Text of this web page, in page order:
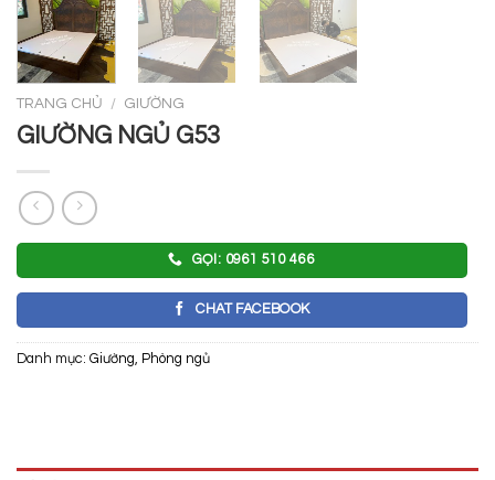
TRANG CHỦ / GIƯỜNG
GIƯỜNG NGỦ G53
GỌI: 0961 510 466
CHAT FACEBOOK
Danh mục: Giường, Phòng ngủ